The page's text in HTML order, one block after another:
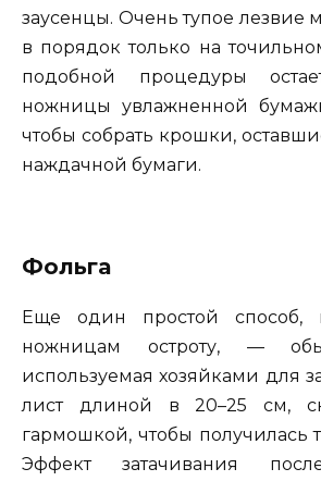
заусенцы. Очень тупое лезвие
в порядок только на
подобной процедуры
ножницы увлажненной
чтобы собрать крошки,
наждачной бумаги.
Фольга
Еще один простой способ,
ножницам остроту, —
используемая хозяйками для
лист длиной в 20–25 см,
гармошкой, чтобы получилась
Эффект затачивания